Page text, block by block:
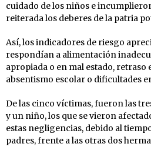
cuidado de los niños e
reiterada los deberes de la patria
Así, los indicadores de riesgo
respondían a alimentación
apropiada o en mal estado, retraso
absentismo escolar o dificultades
De las cinco víctimas, fueron las
y un niño, los que se vieron
estas negligencias, debido al
padres, frente a las otras dos